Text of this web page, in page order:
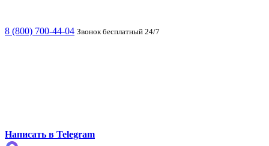
8 (800) 700-44-04 Звонок бесплатный 24/7
Написать в Telegram